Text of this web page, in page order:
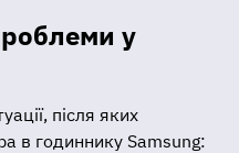
у
після яких
в годиннику Samsung: